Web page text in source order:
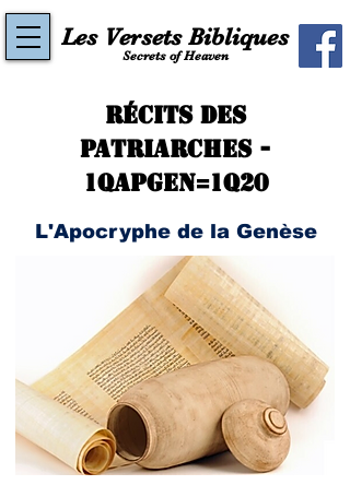
Les Versets Bibliques
Secrets of Heaven
Récits des
Patriarches -
1QapGen=1Q20
L'Apocryphe de la Genèse